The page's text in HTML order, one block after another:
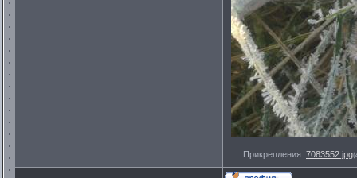
Прикрепления: 7083552.jpg